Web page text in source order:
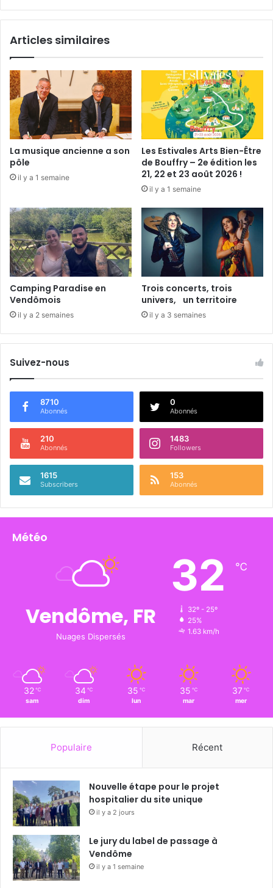
f
t
l
a
f
ê
e
q
u
n
d
m
ê
m
e
!
Articles similaires
La musique ancienne a son
pôle
il y a 1 semaine
Les Estivales Arts Bien-Être
de Bouffry – 2e édition les
21, 22 et 23 août 2026 !
il y a 1 semaine
Camping Paradise en
Vendômois
il y a 2 semaines
Trois concerts, trois
univers, un territoire
il y a 3 semaines
Suivez-nous
8710
Abonnés
0
Abonnés
210
Abonnés
1483
Followers
1615
Subscribers
153
Abonnés
Météo
Vendôme, FR
Nuages Dispersés
32 ℃
32º - 25º
25%
1.63 km/h
32 ℃
sam
34 ℃
dim
35 ℃
lun
35 ℃
mar
37 ℃
mer
Populaire Récent
Nouvelle étape pour le projet
hospitalier du site unique
il y a 2 jours
Le jury du label de passage à
Vendôme
il y a 1 semaine